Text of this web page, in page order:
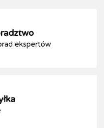
ekspertów